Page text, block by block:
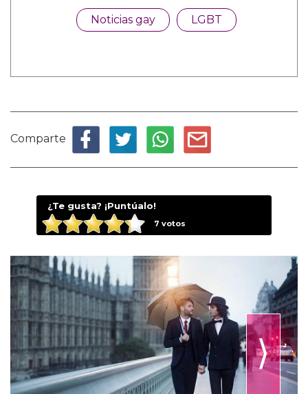
Noticias gay LGBT
Comparte
¿Te gusta? ¡Puntúalo!
7 votos
⟩